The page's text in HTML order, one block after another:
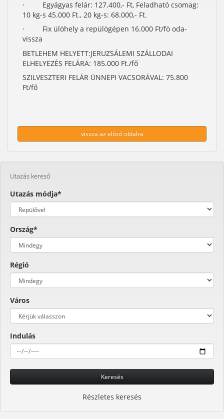
· Egyágyas felár: 127.400,- Ft, Feladható csomag:
10 kg-s 45.000 Ft., 20 kg-s: 68.000,- Ft.
· Fix ülöhely a repülögépen 16.000 Ft/fö oda-
vissza
BETLEHEM HELYETT:JERUZSÁLEMI SZÁLLODAI
ELHELYEZÉS FELÁRA: 185.000 Ft./fő
SZILVESZTERI FELÁR ÜNNEPI VACSORÁVAL: 75.800
Ft/fő
vissza az előző oldalra
Utazás kereső
Utazás módja*
Ország*
Régió
Város
Indulás
Keresés
Részletes keresés